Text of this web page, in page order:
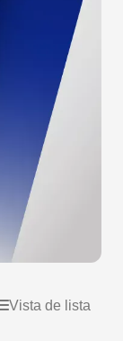
Vista de lista